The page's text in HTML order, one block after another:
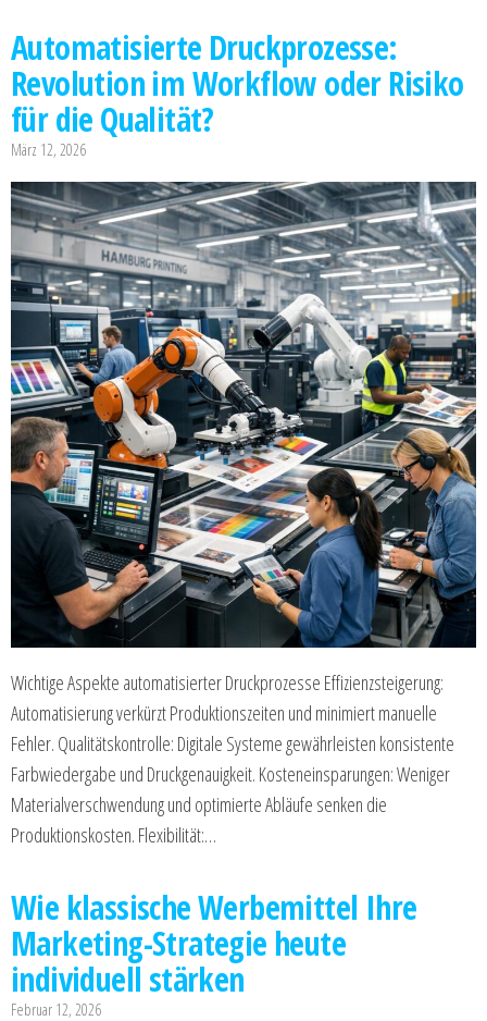
Automatisierte Druckprozesse:
Revolution im Workflow oder Risiko
für die Qualität?
März 12, 2026
Wichtige Aspekte automatisierter Druckprozesse Effizienzsteigerung:
Automatisierung verkürzt Produktionszeiten und minimiert manuelle
Fehler. Qualitätskontrolle: Digitale Systeme gewährleisten konsistente
Farbwiedergabe und Druckgenauigkeit. Kosteneinsparungen: Weniger
Materialverschwendung und optimierte Abläufe senken die
Produktionskosten. Flexibilität:…
Wie klassische Werbemittel Ihre
Marketing-Strategie heute
individuell stärken
Februar 12, 2026